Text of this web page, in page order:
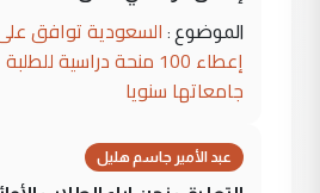
الموضوع : السعودية توافق
إعطاء 100 منحة دراسية
جامعاتها سنويا
عبد الأمير جاسم هليل